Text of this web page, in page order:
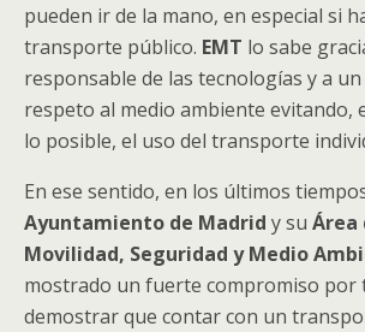
pueden ir de la mano, en especial si
transporte público. EMT lo sabe
responsable de las tecnologías y a
respeto al medio ambiente evitando,
lo posible, el uso del transporte
En ese sentido, en los últimos
Ayuntamiento de Madrid y su Área
Movilidad, Seguridad y Medio
mostrado un fuerte compromiso por
demostrar que contar con un